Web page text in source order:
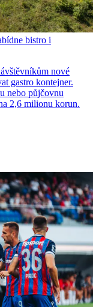
bistro i
nové
gastro kontejner.
nebo půjčovnu
2,6 milionu korun.